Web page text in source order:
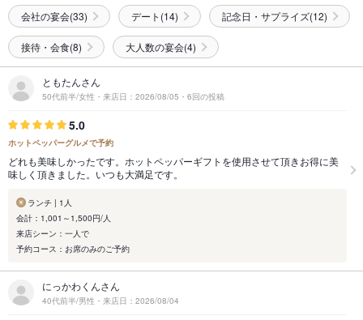
会社の宴会(33) デート(14) 記念日・サプライズ(12)
接待・会食(8) 大人数の宴会(4)
ともたんさん
50代前半/女性・来店日：2026/08/05・6回の投稿
5.0
ホットペッパーグルメで予約
どれも美味しかったです。ホットペッパーギフトを使用させて頂きお得に美
味しく頂きました。いつも大満足です。
ランチ | 1人
会計：1,001～1,500円/人
来店シーン：一人で
予約コース：お席のみのご予約
にっかわくんさん
40代前半/男性・来店日：2026/08/04